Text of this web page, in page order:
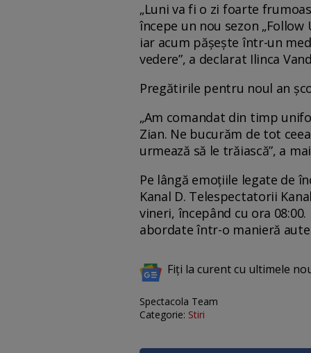
„Luni va fi o zi foarte
începe un nou sezon „Follow
iar acum pășește într-un
vedere”, a declarat Ilinca
Pregătirile pentru noul an
„Am comandat din timp
Zian. Ne bucurăm de tot
urmează să le trăiască”, a
Pe lângă emoțiile legate de
Kanal D. Telespectatorii
vineri, începând cu ora
abordate într-o manieră
Fiți la curent cu ultimele
Spectacola Team
Categorie: Stiri